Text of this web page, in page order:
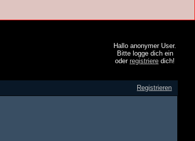
Hallo anonymer User.
Bitte logge dich ein
oder registriere dich!
Registrieren